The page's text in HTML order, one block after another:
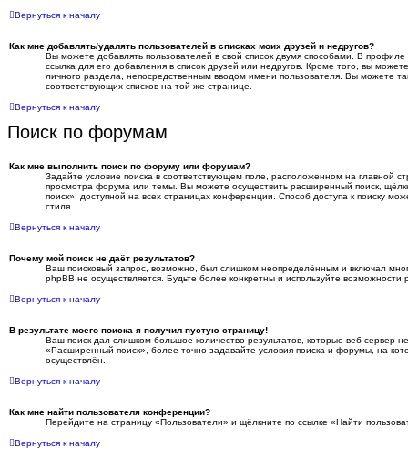
Вернуться к началу
Как мне добавлять/удалять пользователей в списках моих друзей и недругов?
Вы можете добавлять пользователей в свой список двумя способами. В профиле
ссылка для его добавления в список друзей или недругов. Кроме того, вы
личного раздела, непосредственным вводом имени пользователя. Вы можете
соответствующих списков на той же странице.
Вернуться к началу
Поиск по форумам
Как мне выполнить поиск по форуму или форумам?
Задайте условие поиска в соответствующем поле, расположенном на главной
просмотра форума или темы. Вы можете осуществить расширенный поиск,
поиск», доступной на всех страницах конференции. Способ доступа к поиску
стиля.
Вернуться к началу
Почему мой поиск не даёт результатов?
Ваш поисковый запрос, возможно, был слишком неопределённым и включал
phpBB не осуществляется. Будьте более конкретны и используйте возможности
Вернуться к началу
В результате моего поиска я получил пустую страницу!
Ваш поиск дал слишком большое количество результатов, которые веб-сервер
«Расширенный поиск», более точно задавайте условия поиска и форумы, на
осуществлён.
Вернуться к началу
Как мне найти пользователя конференции?
Перейдите на страницу «Пользователи» и щёлкните по ссылке «Найти
Вернуться к началу